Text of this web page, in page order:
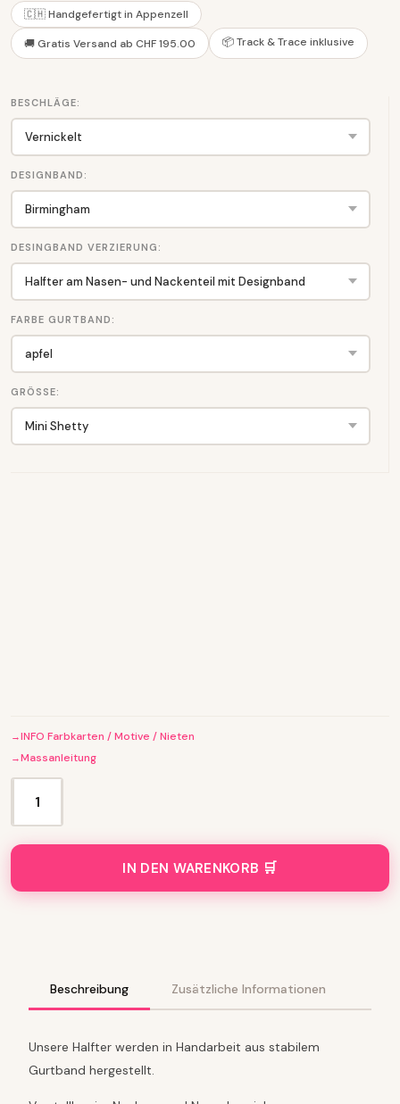
🇨🇭 Handgefertigt in Appenzell
🚚 Gratis Versand ab CHF 195.00 📦 Track & Trace inklusive
BESCHLÄGE:
DESIGNBAND:
DESINGBAND VERZIERUNG:
FARBE GURTBAND:
GRÖSSE:
INFO Farbkarten / Motive / Nieten
Massanleitung
e
s
g
IN DEN WARENKORB
Beschreibung Zusätzliche Informationen
Unsere Halfter werden in Handarbeit aus stabilem
Gurtband hergestellt.